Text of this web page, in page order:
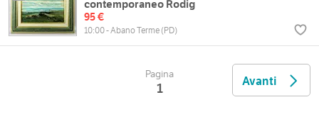
contemporaneo Rodig
95 €
10:00 - Abano Terme (PD)
Pagina
1 Avanti